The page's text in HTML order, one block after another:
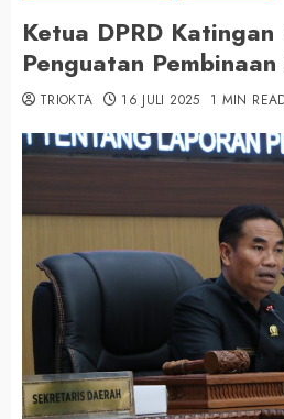
Ketua DPRD Katingan
Penguatan
TRIOKTA 16 JULI 2025 1 MIN